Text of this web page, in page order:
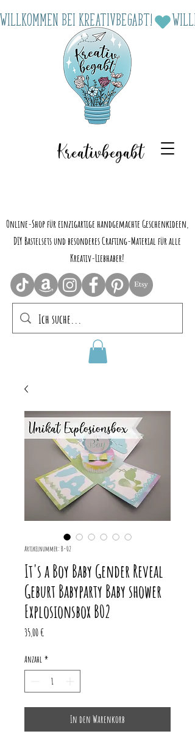
Kreativbegabt
Online-Shop für einzigartige handgemachte Geschenkideen,
DIY Bastelsets und besonderes Crafting-Material für alle
Kreativ-Liebhaber!
Willkommen bei Kreativbegabt!
Artikelnummer: B-02
It's a Boy Baby Gender Reveal
Geburt Babyparty Baby shower
Explosionsbox B02
35,00 €
Anzahl *
In den Warenkorb